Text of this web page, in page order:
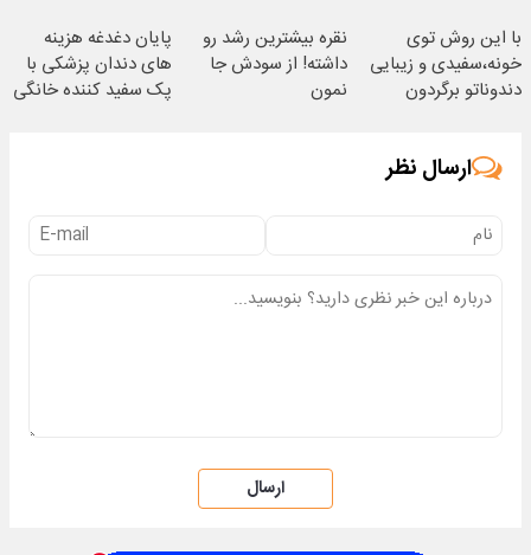
با این روش توی
خونه،سفیدی و زیبایی
دندوناتو برگردون
نقره بیشترین رشد رو
داشته! از سودش جا
نمون
پایان دغدغه هزینه
های دندان پزشکی با
پک سفید کننده خانگی
ارسال نظر
ارسال